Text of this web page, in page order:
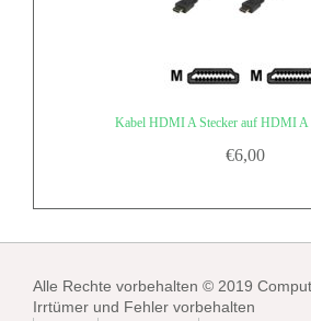
Kabel HDMI A Stecker auf HDMI A
€6,00
Alle Rechte vorbehalten © 2019
Irrtümer und Fehler vorbehalten